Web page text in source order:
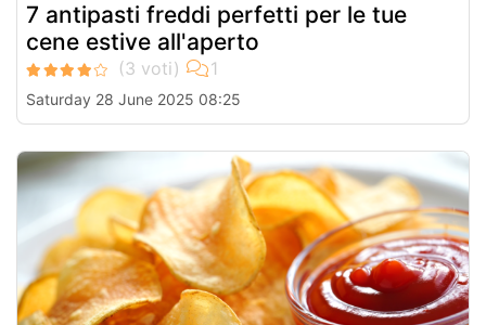
7 antipasti freddi perfetti per le tue
cene estive all'aperto
Saturday 28 June 2025 08:25